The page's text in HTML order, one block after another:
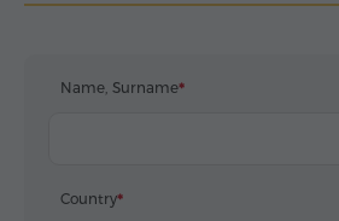
Name, Surname
Country